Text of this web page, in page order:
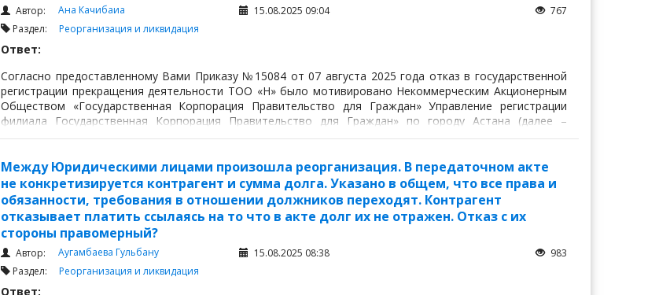
Автор: Ана Качибаиа 15.08.2025 09:04
767
Раздел: Реорганизация и ликвидация
Ответ:
Согласно предоставленному Вами Приказу №15084 от 07 августа 2025 года отказ в государственной
регистрации прекращения деятельности ТОО «Н» было мотивировано Некоммерческим Акционерным
Обществом «Государственная Корпорация Правительство для Граждан» Управление регистрации
филиала Государственная Корпорация Правительство для Граждан» по городу Астана (далее –
«Управление») Статьей 16 Закона Республики Казахстан «О государственной регистрации юридических
что:
Между Юридическими лицами произошла реорганизация. В передаточном акте
не конкретизируется контрагент и сумма долга. Указано в общем, что все права и
обязанности, требования в отношении должников переходят. Контрагент
отказывает платить ссылаясь на то что в акте долг их не отражен. Отказ с их
стороны правомерный?
Автор: Аугамбаева Гульбану 15.08.2025 08:38
983
Раздел: Реорганизация и ликвидация
Ответ: